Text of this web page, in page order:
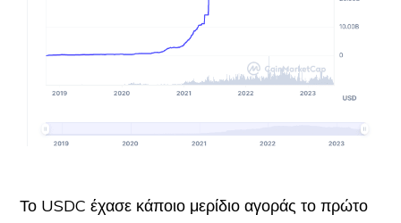
Το USDC έχασε κάποιο μερίδιο αγοράς το πρώτο